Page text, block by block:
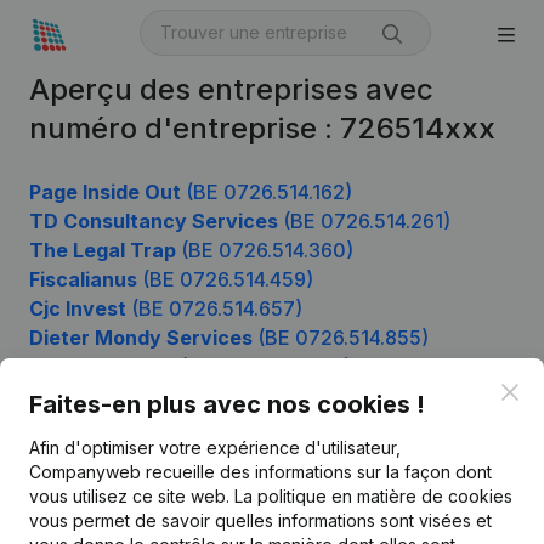
Aperçu des entreprises avec
numéro d'entreprise : 726514xxx
Page Inside Out (BE 0726.514.162)
TD Consultancy Services (BE 0726.514.261)
The Legal Trap (BE 0726.514.360)
Fiscalianus (BE 0726.514.459)
Cjc Invest (BE 0726.514.657)
Dieter Mondy Services (BE 0726.514.855)
Faites-en plus avec nos cookies !
Afin d'optimiser votre expérience d'utilisateur,
Companyweb recueille des informations sur la façon dont
vous utilisez ce site web. La politique en matière de cookies
vous permet de savoir quelles informations sont visées et
Produit
Informations d’entreprise